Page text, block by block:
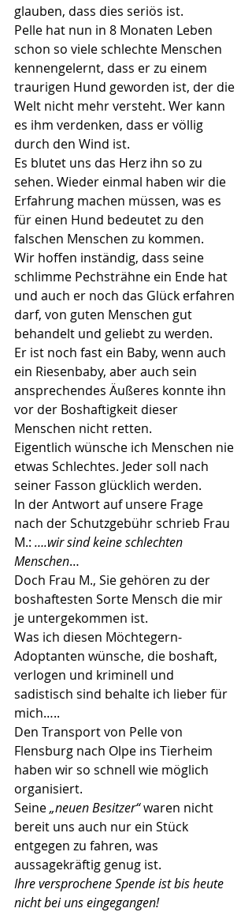
glauben, dass dies seriös ist.
Pelle hat nun in 8 Monaten Leben
schon so viele schlechte Menschen
kennengelernt, dass er zu einem
traurigen Hund geworden ist, der die
Welt nicht mehr versteht. Wer kann
es ihm verdenken, dass er völlig
durch den Wind ist.
Es blutet uns das Herz ihn so zu
sehen. Wieder einmal haben wir die
Erfahrung machen müssen, was es
für einen Hund bedeutet zu den
falschen Menschen zu kommen.
Wir hoffen inständig, dass seine
schlimme Pechsträhne ein Ende hat
und auch er noch das Glück erfahren
darf, von guten Menschen gut
behandelt und geliebt zu werden.
Er ist noch fast ein Baby, wenn auch
ein Riesenbaby, aber auch sein
ansprechendes Äußeres konnte ihn
vor der Boshaftigkeit dieser
Menschen nicht retten.
Eigentlich wünsche ich Menschen nie
etwas Schlechtes. Jeder soll nach
seiner Fasson glücklich werden.
In der Antwort auf unsere Frage
nach der Schutzgebühr schrieb Frau
M.: ….wir sind keine schlechten
Menschen…
Doch Frau M., Sie gehören zu der
boshaftesten Sorte Mensch die mir
je untergekommen ist.
Was ich diesen Möchtegern-
Adoptanten wünsche, die boshaft,
verlogen und kriminell und
sadistisch sind behalte ich lieber für
mich…..
Den Transport von Pelle von
Flensburg nach Olpe ins Tierheim
haben wir so schnell wie möglich
organisiert.
Seine „neuen Besitzer“waren nicht
bereit uns auch nur ein Stück
entgegen zu fahren, was
aussagekräftig genug ist.
Ihre versprochene Spende ist bis heute
nicht bei uns eingegangen!